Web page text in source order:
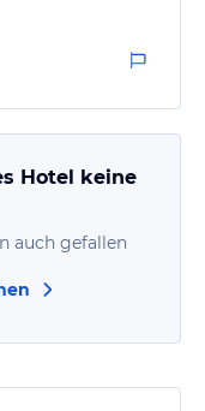
Hotel keine
auch gefallen